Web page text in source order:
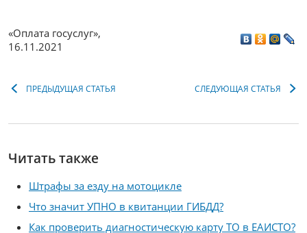
«Оплата госуслуг»,
16.11.2021
ПРЕДЫДУЩАЯ СТАТЬЯ СЛЕДУЮЩАЯ СТАТЬЯ
Читать также
Штрафы за езду на мотоцикле
Что значит УПНО в квитанции ГИБДД?
Как проверить диагностическую карту ТО в ЕАИСТО?